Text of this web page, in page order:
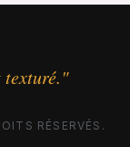
texturé."
RÉSERVÉS.